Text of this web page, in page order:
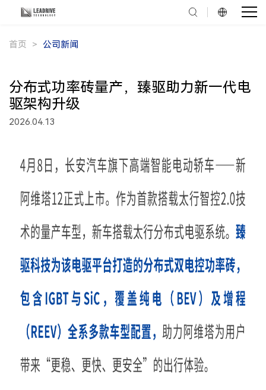
首页 公司新闻
分布式功率砖量产，臻驱助力新一代电
驱架构升级
2026.04.13